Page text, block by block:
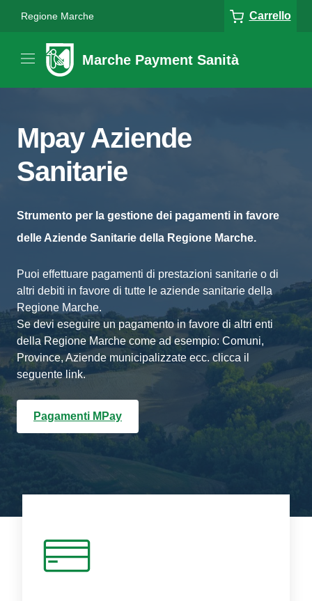
Regione Marche Carrello
Marche Payment Sanità
Mpay Aziende
Sanitarie
Strumento per la gestione dei pagamenti in favore
delle Aziende Sanitarie della Regione Marche.
Puoi effettuare pagamenti di prestazioni sanitarie o di
altri debiti in favore di tutte le aziende sanitarie della
Regione Marche.
Se devi eseguire un pagamento in favore di altri enti
della Regione Marche come ad esempio: Comuni,
Province, Aziende municipalizzate ecc. clicca il
seguente link.
Pagamenti MPay